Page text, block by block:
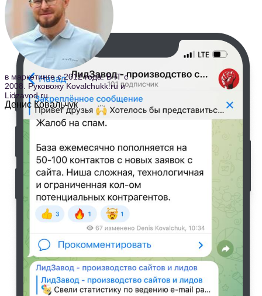
в маркетинге с 2012 года. В IT с
2008. Руковожу Kovalchukk.ru и
Lidzavod.ru
Денис Ковальчук